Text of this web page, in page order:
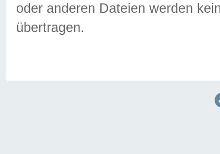
oder anderen Dateien werden
übertragen.